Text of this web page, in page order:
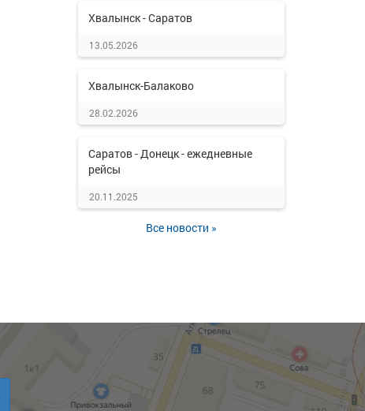
Хвалынск - Саратов
13.05.2026
Хвалынск-Балаково
28.02.2026
Саратов - Донецк - ежедневные
рейсы
20.11.2025
Все новости »